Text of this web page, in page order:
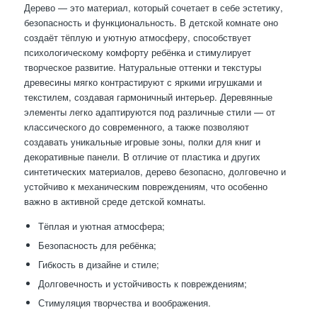
Дерево — это материал, который сочетает в себе эстетику,
безопасность и функциональность. В детской комнате оно
создаёт тёплую и уютную атмосферу, способствует
психологическому комфорту ребёнка и стимулирует
творческое развитие. Натуральные оттенки и текстуры
древесины мягко контрастируют с яркими игрушками и
текстилем, создавая гармоничный интерьер. Деревянные
элементы легко адаптируются под различные стили — от
классического до современного, а также позволяют
создавать уникальные игровые зоны, полки для книг и
декоративные панели. В отличие от пластика и других
синтетических материалов, дерево безопасно, долговечно и
устойчиво к механическим повреждениям, что особенно
важно в активной среде детской комнаты.
Тёплая и уютная атмосфера;
Безопасность для ребёнка;
Гибкость в дизайне и стиле;
Долговечность и устойчивость к повреждениям;
Стимуляция творчества и воображения.